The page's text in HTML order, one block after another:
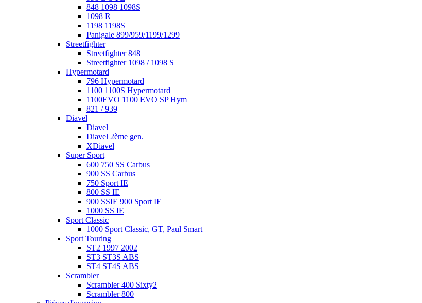
848 1098 1098S
1098 R
1198 1198S
Panigale 899/959/1199/1299
Streetfighter
Streetfighter 848
Streetfighter 1098 / 1098 S
Hypermotard
796 Hypermotard
1100 1100S Hypermotard
1100EVO 1100 EVO SP Hym
821 / 939
Diavel
Diavel
Diavel 2ème gen.
XDiavel
Super Sport
600 750 SS Carbus
900 SS Carbus
750 Sport IE
800 SS IE
900 SSIE 900 Sport IE
1000 SS IE
Sport Classic
1000 Sport Classic, GT, Paul Smart
Sport Touring
ST2 1997 2002
ST3 ST3S ABS
ST4 ST4S ABS
Scrambler
Scrambler 400 Sixty2
Scrambler 800